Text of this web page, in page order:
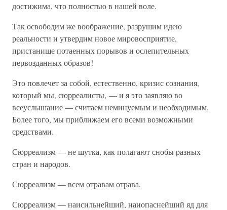
достижима, что полностью в нашей воле.
Так освободим же воображение, разрушим идею
реальности и утвердим новое мировосприятие,
пристанище потаенных порывов и ослепительных
первозданных образов!
Это повлечет за собой, естественно, кризис сознания,
который мы, сюрреалисты, — и я это заявляю во
всеуслышание — считаем неминуемым и необходимым.
Более того, мы приближаем его всеми возможными
средствами.
Сюрреализм — не шутка, как полагают снобы разных
стран и народов.
Сюрреализм — всем отравам отрава.
Сюрреализм — наисильнейший, наиопаснейший яд для